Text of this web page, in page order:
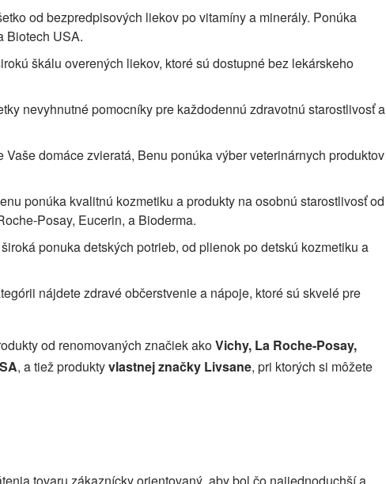
od bezpredpisových liekov po vitamíny a minerály. Ponúka
Biotech USA.
škálu overených liekov, ktoré sú dostupné bez lekárskeho
nevyhnutné pomocníky pre každodennú zdravotnú starostlivosť a
Vaše domáce zvieratá, Benu ponúka výber veterinárnych produktov
ponúka kvalitnú kozmetiku a produkty na osobnú starostlivosť od
Posay, Eucerin, a Bioderma.
ponuka detských potrieb, od plienok po detskú kozmetiku a
nájdete zdravé občerstvenie a nápoje, ktoré sú skvelé pre
od renomovaných značiek akoVichy, La Roche-Posay,
, a tiež produktyvlastnej značky Livsane, pri ktorých si môžete
tovaru zákaznícky orientovaný, aby bol čo najjednoduchší a